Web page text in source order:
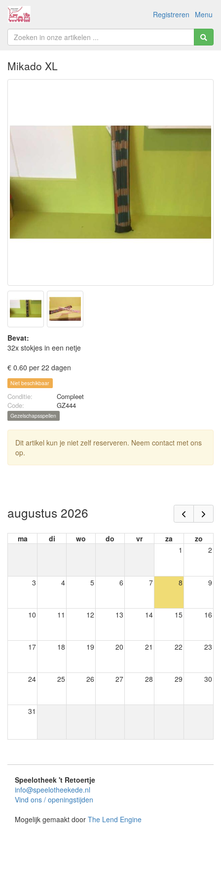
Menu
Registreren
Mikado XL
Bevat:
32x stokjes in een netje
€ 0.60 per 22 dagen
Niet beschikbaar
Conditie:
Compleet
Code:
GZ444
Gezelschapsspellen
Dit artikel kun je niet zelf reserveren. Neem contact met ons
op.
augustus 2026
ma di wo do vr za
zo
1
2
3 4 5 6 7 8 9
10 11 12 13 14 15 16
17 18 19 20 21 22 23
24 25 26 27 28 29 30
31
Speelotheek 't Retoertje
info@speelotheekede.nl
Vind ons / openingstijden
Mogelijk gemaakt door The Lend Engine